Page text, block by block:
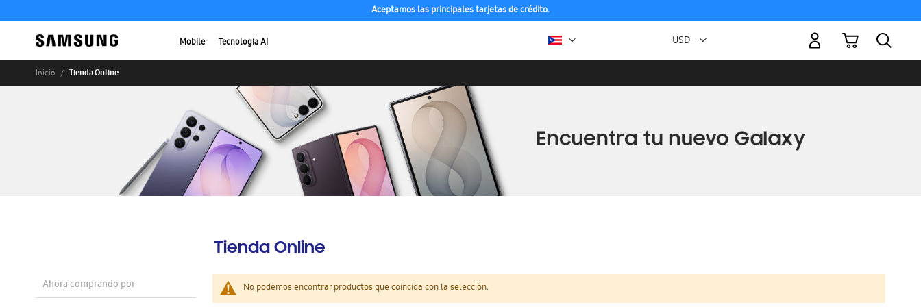
Aceptamos las principales tarjetas de crédito.
Mobile Tecnología AI Moneda
USD -
Mi carrito
Inicio Tienda Online
Tienda Online
No podemos encontrar productos que coincida con la selección.
Ahora comprando por